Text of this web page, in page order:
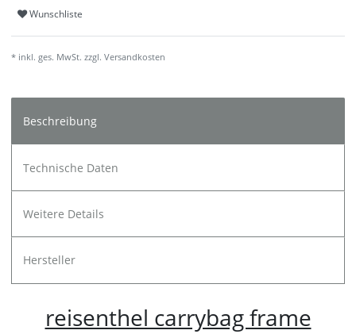
Wunschliste
* inkl. ges. MwSt. zzgl. Versandkosten
Beschreibung
Technische Daten
Weitere Details
Hersteller
reisenthel carrybag frame